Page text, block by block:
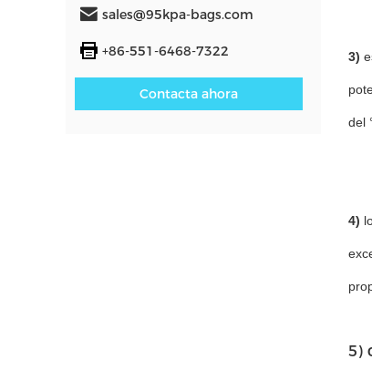
sales@95kpa-bags.com
+86-551-6468-7322
Contacta ahora
3)
del
4)
5)